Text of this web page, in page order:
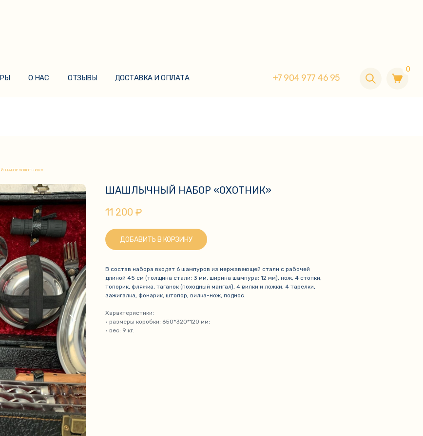
0
О НАС ОТЗЫВЫ +7 904 977 46 95
ДОСТАВКА И ОПЛАТА
НАБОР «ОХОТНИК»
ШАШЛЫЧНЫЙ НАБОР «ОХОТНИК»
11 200 ₽
ДОБАВИТЬ В КОРЗИНУ
В состав набора входят 6 шампуров из нержавеющей стали с рабочей
длиной 45 см (толщина стали: 3 мм, ширина шампура: 12 мм), нож, 4 стопки,
топорик, фляжка, таганок (походный мангал), 4 вилки и ложки, 4 тарелки,
зажигалка, фонарик, штопор, вилка-нож, поднос.
Характеристики:
• размеры коробки: 650*320*120 мм;
• вес: 9 кг.